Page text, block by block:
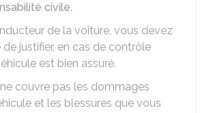
civile.
de la voiture, vous devez
justifier, en cas de contrôle
est bien assuré.
couvre pas les dommages
et les blessures que vous